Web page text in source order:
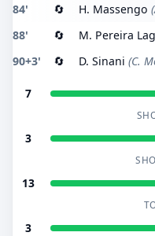
84' 🔄 H. Massengo
88' 🔄 M. Pereira
90+3' 🔄 D. Sinani (C.
7
3
13
3